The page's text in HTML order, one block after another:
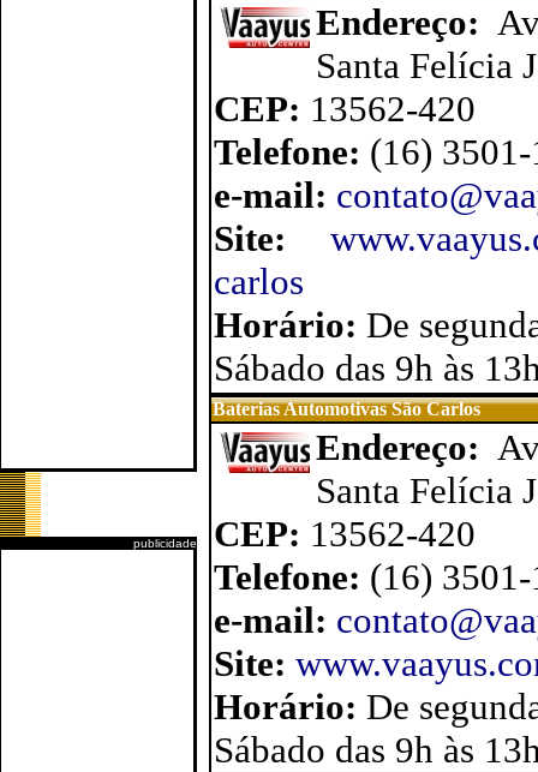
publicidade
Endereço:
Santa Felícia
CEP: 13562-420
Telefone: (16)
e-mail:
Site:
carlos
Horário: De
Sábado das 9h às
Baterias Automotivas São Carlos
Endereço:
Santa Felícia
CEP: 13562-420
Telefone: (16)
e-mail:
Site:
Horário: De
Sábado das 9h às